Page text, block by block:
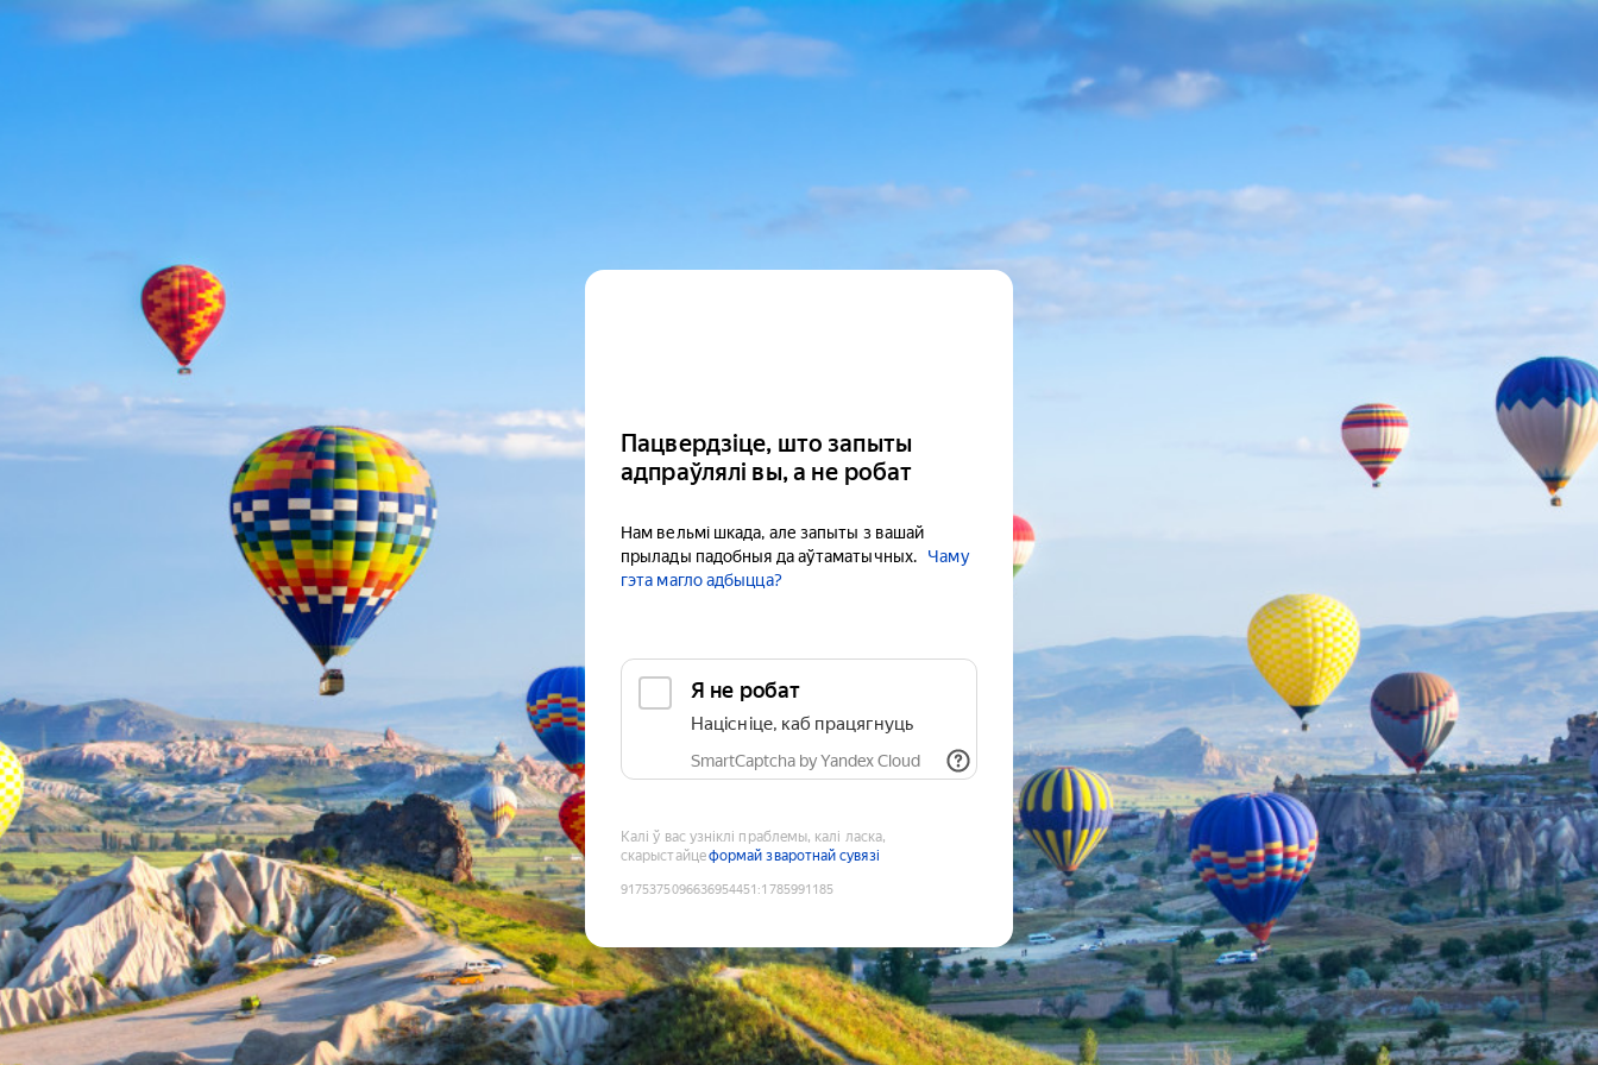
Пацвердзіце, што запыты
адпраўлялі вы, а не робат
Нам вельмі шкада, але запыты з вашай
прылады падобныя да аўтаматычных.
Чаму
гэта магло адбыцца?
Я не робат
Націсніце, каб працягнуць
SmartCaptcha by Yandex Cloud
Калі ў вас узніклі праблемы, калі ласка,
скарыстайцеформай зваротнай сувязі
9175375096636954451 :1785991185